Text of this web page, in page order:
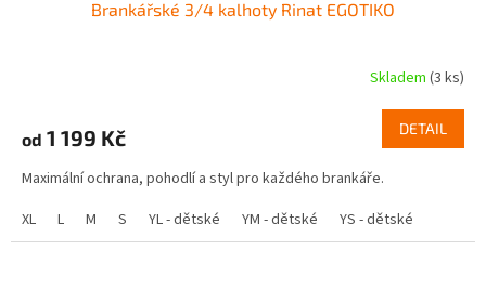
Brankářské 3/4 kalhoty Rinat EGOTIKO
Skladem (3 ks)
od 1 199 Kč DETAIL
Maximální ochrana, pohodlí a styl pro každého brankáře.
XL
L M S YL - dětské YM - dětské YS - dětské